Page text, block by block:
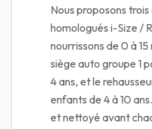
Nous proposons
homologués i-Size /
nourrissons de 0 à
siège auto groupe 1
4 ans, et le
enfants de 4 à 10
et nettoyé avant